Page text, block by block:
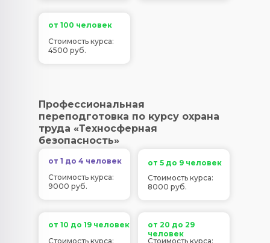
от 100 человек
Стоимость курса:
4500 руб.
Профессиональная
переподготовка по курсу охрана
труда «Техносферная
безопасность»
от 1 до 4 человек
Стоимость курса:
9000 руб.
от 5 до 9 человек
от 10 до 19 человек
от 20 до 29
человек
Стоимость курса:
8000 руб.
Стоимость курса:
Стоимость курса: